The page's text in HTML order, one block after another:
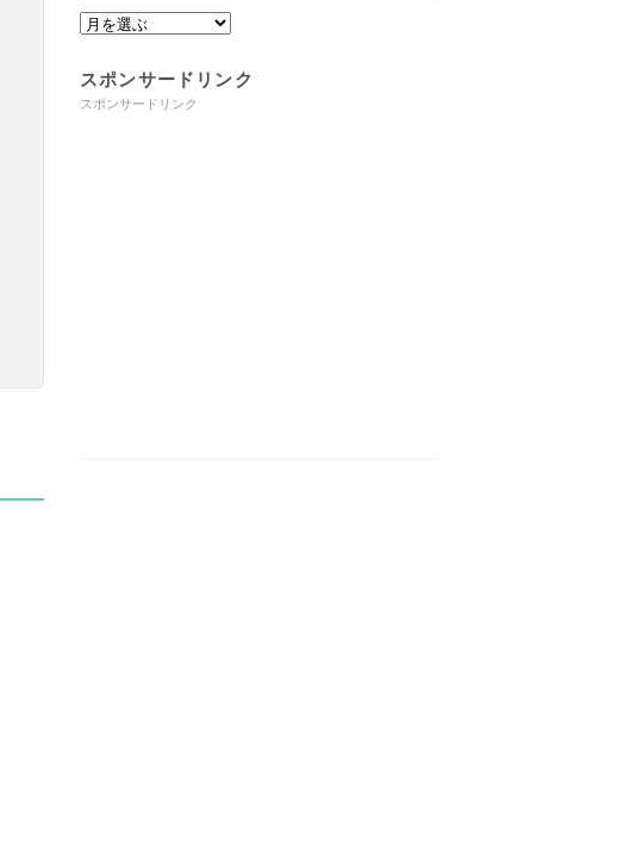
スポンサードリンク
スポンサードリンク